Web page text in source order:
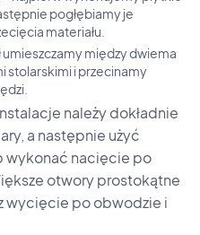
pogłębiamy je
materiału.
między dwiema
stolarskimi i przecinamy
należy dokładnie
a następnie użyć
nacięcie po
otwory prostokątne
wycięcie po obwodzie i